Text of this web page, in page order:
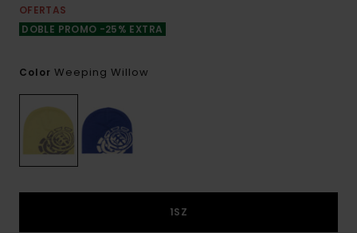
OFERTAS
DOBLE PROMO -25% EXTRA
Color Weeping Willow
1SZ